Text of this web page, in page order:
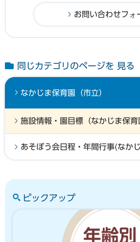
同じカテゴリのページを 見る
なかじま保育園（市立）
施設情報・園目標（なかじま保育
あそぼう会日程・年間行事(なか
ピックアップ